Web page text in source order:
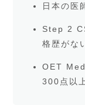
日本の医
Step 2
格歴がな
OET
300点以